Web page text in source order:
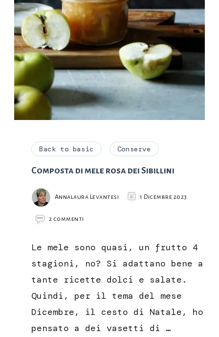
Back to basic Conserve
Composta di mele rosa dei Sibillini
Annalaura Levantesi 1 Dicembre 2023
2 commenti
mele
rosa
Sibillini
Le mele sono quasi, un frutto 4
stagioni, no? Si adattano bene a
tante ricette dolci e salate.
Quindi, per il tema del mese
Dicembre, il cesto di Natale, ho
pensato a dei vasetti di …